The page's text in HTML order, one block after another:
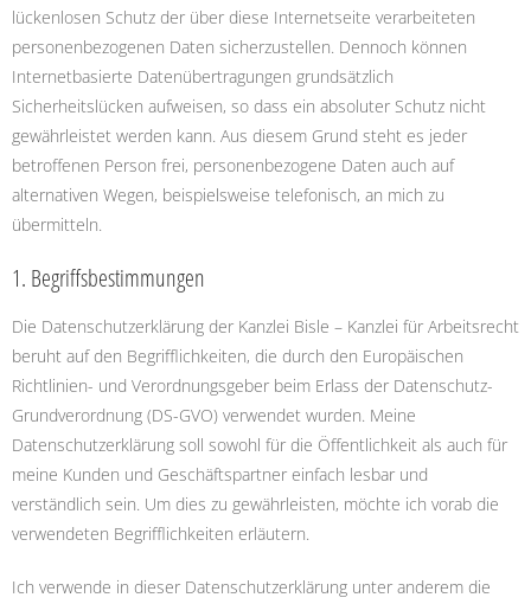
lückenlosen Schutz der über diese Internetseite verarbeiteten
personenbezogenen Daten sicherzustellen. Dennoch können
Internetbasierte Datenübertragungen grundsätzlich
Sicherheitslücken aufweisen, so dass ein absoluter Schutz nicht
gewährleistet werden kann. Aus diesem Grund steht es jeder
betroffenen Person frei, personenbezogene Daten auch auf
alternativen Wegen, beispielsweise telefonisch, an mich zu
übermitteln.
1. Begriffsbestimmungen
Die Datenschutzerklärung der Kanzlei Bisle – Kanzlei für Arbeitsrecht
beruht auf den Begrifflichkeiten, die durch den Europäischen
Richtlinien- und Verordnungsgeber beim Erlass der Datenschutz-
Grundverordnung (DS-GVO) verwendet wurden. Meine
Datenschutzerklärung soll sowohl für die Öffentlichkeit als auch für
meine Kunden und Geschäftspartner einfach lesbar und
verständlich sein. Um dies zu gewährleisten, möchte ich vorab die
verwendeten Begrifflichkeiten erläutern.
Ich verwende in dieser Datenschutzerklärung unter anderem die